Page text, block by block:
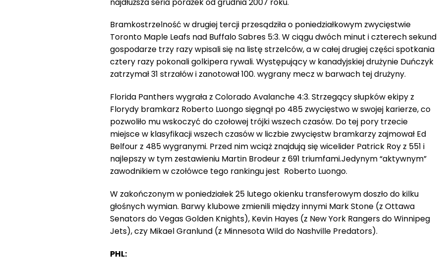
Bramkostrzelność w drugiej tercji przesądziła o poniedziałkowym zwycięstwie
Toronto Maple Leafs nad Buffalo Sabres 5:3. W ciągu dwóch minut i czterech sekund
gospodarze trzy razy wpisali się na listę strzelców, a w całej drugiej części spotkania
cztery razy pokonali golkipera rywali. Występujący w kanadyjskiej drużynie Duńczyk
zatrzymał 31 strzałów i zanotował 100. wygrany mecz w barwach tej drużyny.
Florida Panthers wygrała z Colorado Avalanche 4:3. Strzegący słupków ekipy z
Florydy bramkarz Roberto Luongo sięgnął po 485 zwycięstwo w swojej karierze, co
pozwoliło mu wskoczyć do czołowej trójki wszech czasów. Do tej pory trzecie
miejsce w klasyfikacji wszech czasów w liczbie zwycięstw bramkarzy zajmował Ed
Belfour z 485 wygranymi. Przed nim wciąż znajdują się wicelider Patrick Roy z 551 i
najlepszy w tym zestawieniu Martin Brodeur z 691 triumfami.Jedynym “aktywnym”
zawodnikiem w czołówce tego rankingu jest Roberto Luongo.
W zakończonym w poniedziałek 25 lutego okienku transferowym doszło do kilku
głośnych wymian. Barwy klubowe zmienili między innymi Mark Stone (z Ottawa
Senators do Vegas Golden Knights), Kevin Hayes (z New York Rangers do Winnipeg
Jets), czy Mikael Granlund (z Minnesota Wild do Nashville Predators).
PHL: